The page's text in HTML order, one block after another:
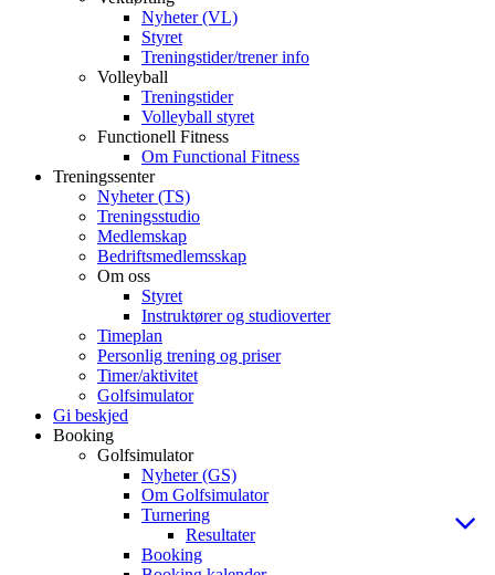
Nyheter (VL)
Styret
Treningstider/trener info
Volleyball
Treningstider
Volleyball styret
Functionell Fitness
Om Functional Fitness
Treningssenter
Nyheter (TS)
Treningsstudio
Medlemskap
Bedriftsmedlemsskap
Om oss
Styret
Instruktører og studioverter
Timeplan
Personlig trening og priser
Timer/aktivitet
Golfsimulator
Gi beskjed
Booking
Golfsimulator
Nyheter (GS)
Om Golfsimulator
Turnering
Resultater
Booking